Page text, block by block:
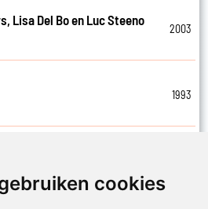
cookies
Lisa Del Bo en Luc Steeno
2003
1993